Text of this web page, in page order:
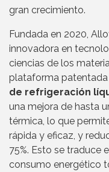
gran crecimiento.
Fundada en 2020,
innovadora en
ciencias de los
plataforma
de refrigeración
una mejora de hasta
térmica, lo que
rápida y eficaz, y
75%. Esto se traduce
consumo energético